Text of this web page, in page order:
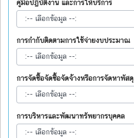
คู่มือปฏิบัติงาน และการให้บริการ
การกำกับติดตามการใช้จ่ายงบประมาณ
การจัดซื้อจัดซื้อจัดจ้างหรือการจัดหาพัสดุ
การบริหารและพัฒนาทรัพยากรบุคคล